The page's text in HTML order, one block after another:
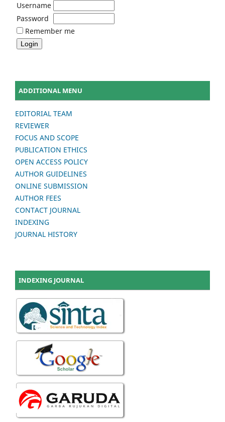
Username
Password
Remember me
ADDITIONAL MENU
EDITORIAL TEAM
REVIEWER
FOCUS AND SCOPE
PUBLICATION ETHICS
OPEN ACCESS POLICY
AUTHOR GUIDELINES
ONLINE SUBMISSION
AUTHOR FEES
CONTACT JOURNAL
INDEXING
JOURNAL HISTORY
INDEXING JOURNAL